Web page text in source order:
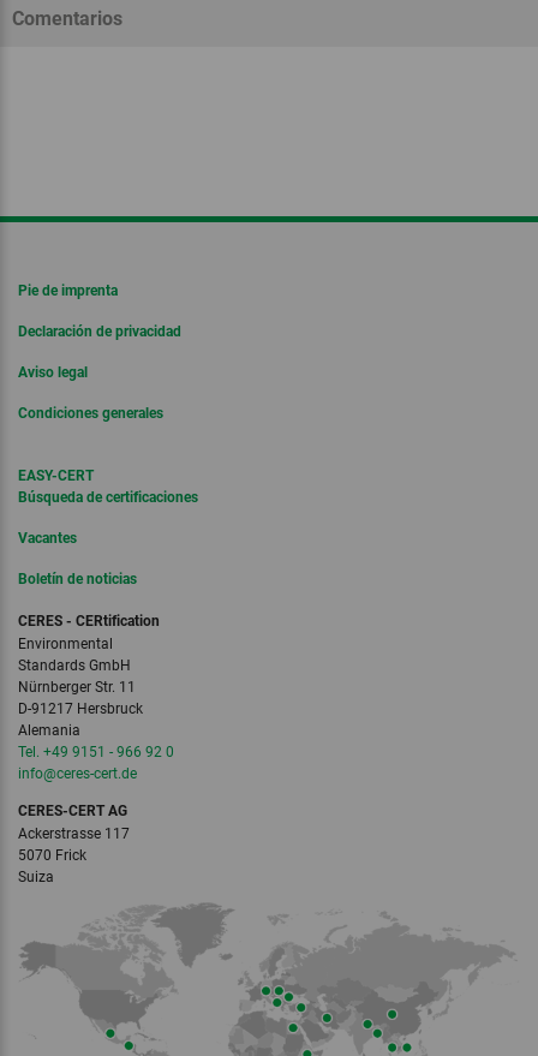
Comentarios
Pie de imprenta
Declaración de privacidad
Aviso legal
Condiciones generales
EASY-CERT
Búsqueda de certificaciones
Vacantes
Boletín de noticias
CERES - CERtification
Environmental
Standards GmbH
Nürnberger Str. 11
D-91217 Hersbruck
Alemania
Tel. +49 9151 - 966 92 0
info@ceres-cert.de
CERES-CERT AG
Ackerstrasse 117
5070 Frick
Suiza